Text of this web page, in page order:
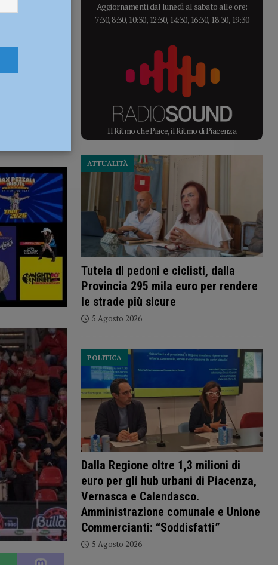
Aggiornamenti dal lunedì al sabato alle ore:
7:30, 8:30, 10:30, 12:30, 14:30, 16:30, 18:30, 19:30
Il Ritmo che Piace, il Ritmo di Piacenza
Tutela di pedoni e ciclisti, dalla
Provincia 295 mila euro per rendere
le strade più sicure
ATTUALITÀ
5 Agosto 2026
Dalla Regione oltre 1,3 milioni di
euro per gli hub urbani di Piacenza,
Vernasca e Calendasco.
Amministrazione comunale e Unione
Commercianti: “Soddisfatti”
POLITICA
5 Agosto 2026